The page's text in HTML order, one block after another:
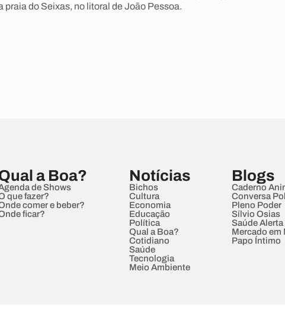
praia do Seixas, no litoral de João Pessoa.
a Boa?
de Shows
que fazer?
comer e beber?
ficar?
Notícias
Bichos
Cultura
Economia
Educação
Política
Qual a Boa?
Cotidiano
Saúde
Tecnologia
Meio Ambiente
Blogs
Caderno
Conversa
Pleno Poder
Sílvio Osias
Saúde Alerta
Mercado em
Papo Íntimo